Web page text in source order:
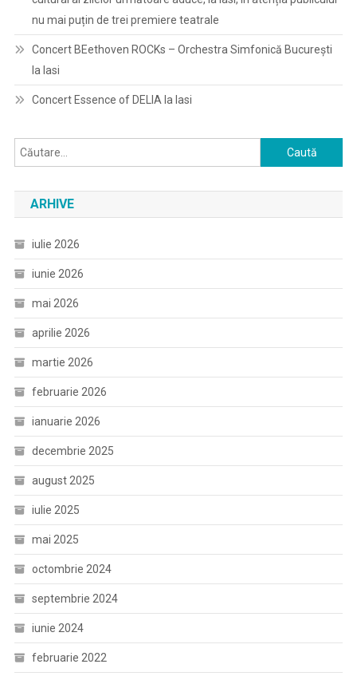
nu mai puțin de trei premiere teatrale
Concert BEethoven ROCKs – Orchestra Simfonică București
la Iasi
Concert Essence of DELIA la Iasi
Caută
după:
ARHIVE
iulie 2026
iunie 2026
mai 2026
aprilie 2026
martie 2026
februarie 2026
ianuarie 2026
decembrie 2025
august 2025
iulie 2025
mai 2025
octombrie 2024
septembrie 2024
iunie 2024
februarie 2022